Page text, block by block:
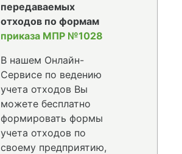
передаваемых
отходов по формам
приказа МПР №1028
В нашем Онлайн-
Сервисе по ведению
учета отходов Вы
можете бесплатно
формировать формы
учета отходов по
своему предприятию,